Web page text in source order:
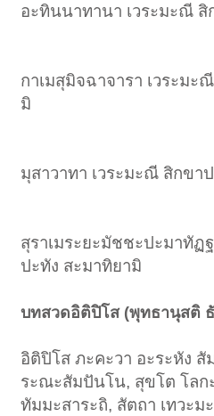
อะทินนาทานา เวระมะณี สิ
กาเมสุมิจฉาจารา เวระมะ
มิ
มุสาวาทา เวระมะณี สิกขา
สุราเมระยะมัชชะปะมาทัฏ
ปะทัง สะมาทิยามิ
บทสวดอิติปิโส (พุทธานุสติ
อิติปิโส ภะคะวา อะระหัง
ระณะสัมปันโน, สุขโต โลก
ทัมมะสาระถิ, สัตถา เทวะ